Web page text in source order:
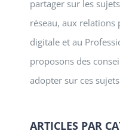
partager sur les
réseau, aux relations
digitale et au
proposons des
adopter sur ces
ARTICLES PAR